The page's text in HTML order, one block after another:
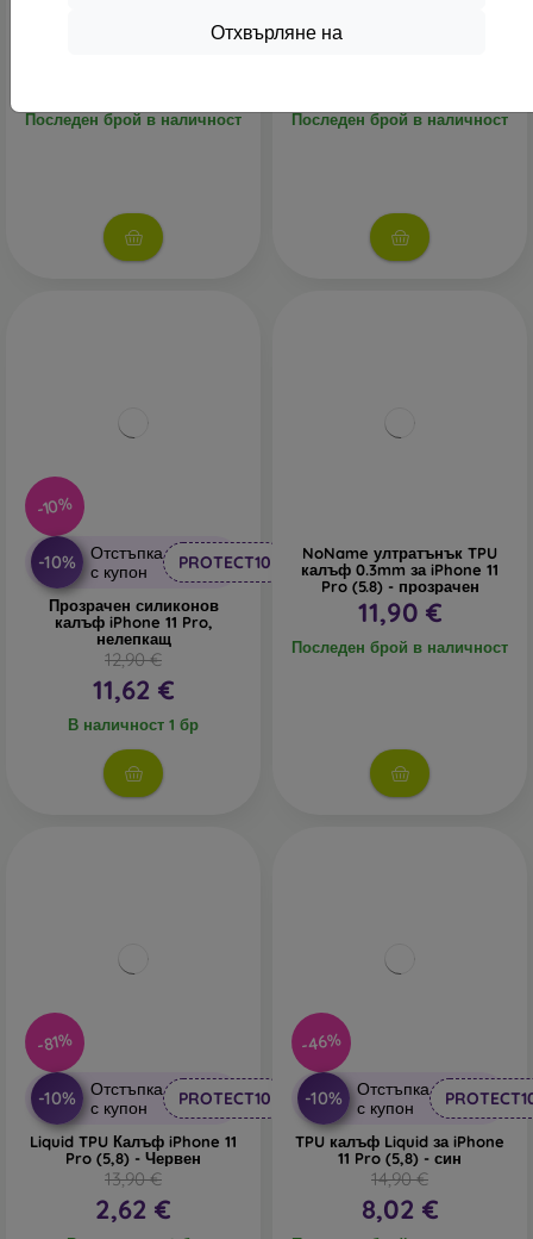
Отхвърляне на
Последен брой в наличност
iPhone 11 Pro - розов
Последен брой в наличност
-10%
-10%
Отстъпка
с купон
PROTECT10
Прозрачен силиконов
калъф iPhone 11 Pro,
нелепкащ
12,90 €
11,62 €
В наличност 1 бр
NoName ултратънък TPU
калъф 0.3mm за iPhone 11
Pro (5.8) - прозрачен
11,90 €
Последен брой в наличност
-81%
-10%
Отстъпка
с купон
PROTECT10
Liquid TPU Калъф iPhone 11
Pro (5,8) - Червен
13,90 €
2,62 €
-46%
-10%
Отстъпка
с купон
TPU калъф Liquid за iPhone
11 Pro (5,8) - син
14,90 €
8,02 €